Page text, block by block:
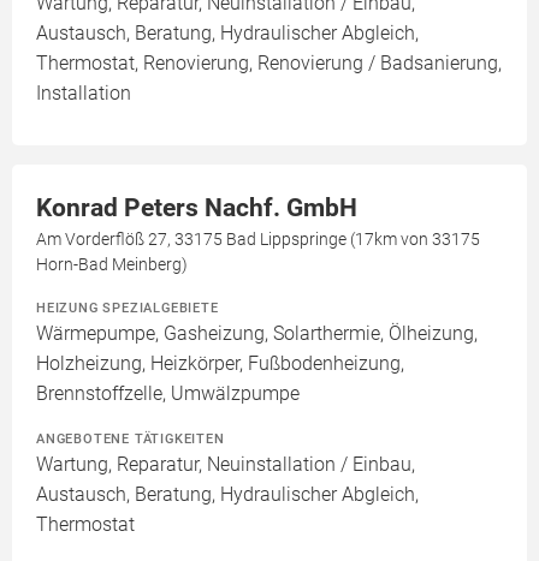
Austausch, Beratung, Hydraulischer Abgleich,
Thermostat, Renovierung, Renovierung / Badsanierung,
Installation
Konrad Peters Nachf. GmbH
Am Vorderflöß 27, 33175 Bad Lippspringe (17km von 33175
Horn-Bad Meinberg)
HEIZUNG SPEZIALGEBIETE
Wärmepumpe, Gasheizung, Solarthermie, Ölheizung,
Holzheizung, Heizkörper, Fußbodenheizung,
Brennstoffzelle, Umwälzpumpe
ANGEBOTENE TÄTIGKEITEN
Wartung, Reparatur, Neuinstallation / Einbau,
Austausch, Beratung, Hydraulischer Abgleich,
Thermostat